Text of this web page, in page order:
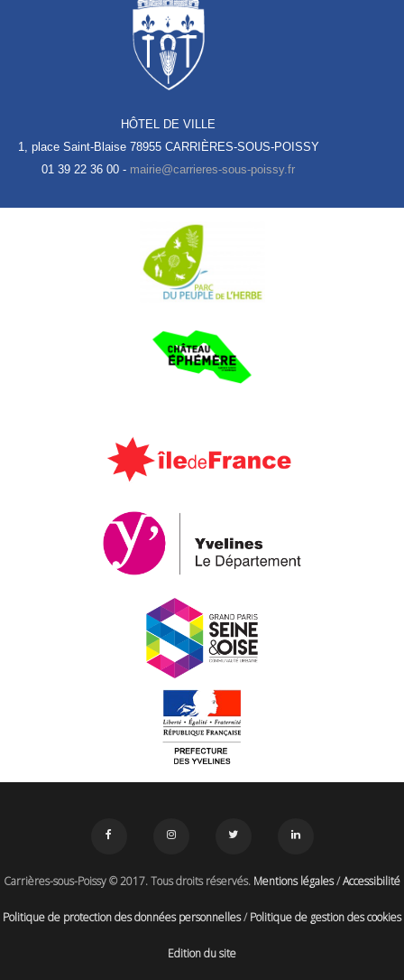
HÔTEL DE VILLE
1, place Saint-Blaise 78955 CARRIÈRES-SOUS-POISSY
01 39 22 36 00 -
Carrières-sous-Poissy © 2017. Tous droits réservés. Mentions légales/Accessibilité
Politique de protection des données personnelles/Politique de gestion des cookies
Edition du site